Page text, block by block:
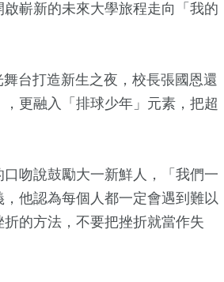
嶄新的未來大學旅程走向「我的
台打造新生之夜，校長張國恩還
更融入「排球少年」元素，把超
吻說鼓勵大一新鮮人，「我們一
他認為每個人都一定會遇到難以
的方法，不要把挫折就當作失